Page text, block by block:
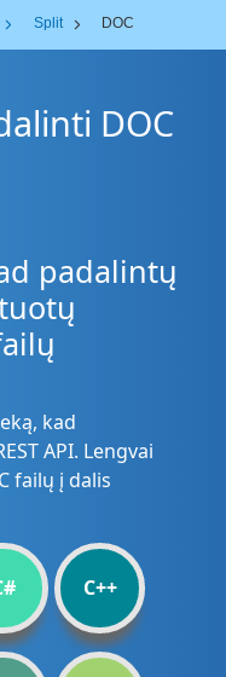
Split DOC
DOC
padalintų
kad
API. Lengvai
failų į dalis
C++